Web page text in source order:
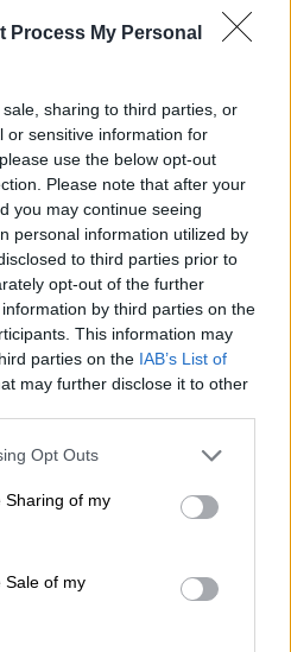
Process My Personal
sharing to third parties, or
or sensitive information for
use the below opt-out
Please note that after your
you may continue seeing
personal information utilized by
to third parties prior to
opt-out of the further
by third parties on the
This information may
parties on the IAB’s List of
may further disclose it to other
Opt Outs
Sharing of my
Sale of my
leonesa
sueño,